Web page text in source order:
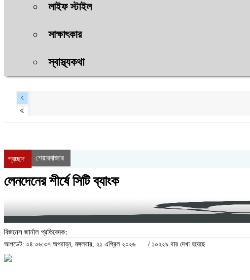
লাইফ স্টাইল
সাক্ষাৎকার
স্বাস্থ্যকথা
প্রচ্ছদ শেয়ারবাজার
লেনদেনের শীর্ষে সিটি ব্যাংক
বিজনেস জার্নাল প্রতিবেদক:
আপডেট: ০৪:০৬:৩৭ অপরাহ্ন, মঙ্গলবার, ২১ এপ্রিল ২০২৬ / ১০২২৯ বার দেখা হয়েছে